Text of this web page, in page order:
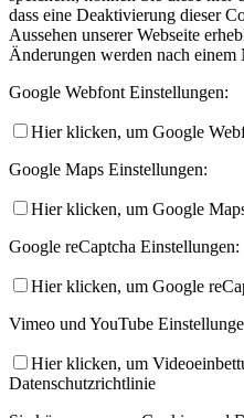
dass eine Deaktivierung dieser
Aussehen unserer Webseite
Änderungen werden nach einem
Google Webfont Einstellungen:
Hier klicken, um Google
Google Maps Einstellungen:
Hier klicken, um Google
Google reCaptcha Einstellungen:
Hier klicken, um Google
Vimeo und YouTube
Hier klicken, um
Datenschutzrichtlinie